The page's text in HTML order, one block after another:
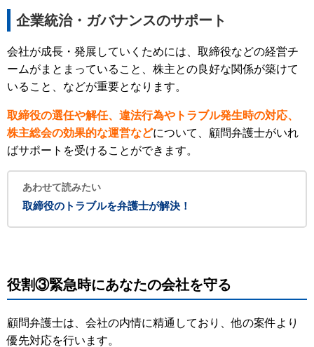
企業統治・ガバナンスのサポート
会社が成長・発展していくためには、取締役などの経営チ
ームがまとまっていること、株主との良好な関係が築けて
いること、などが重要となります。
取締役の選任や解任、違法行為やトラブル発生時の対応、
株主総会の効果的な運営などについて、顧問弁護士がいれ
ばサポートを受けることができます。
あわせて読みたい
取締役のトラブルを弁護士が解決！
役割③緊急時にあなたの会社を守る
顧問弁護士は、会社の内情に精通しており、他の案件より
優先対応を行います。